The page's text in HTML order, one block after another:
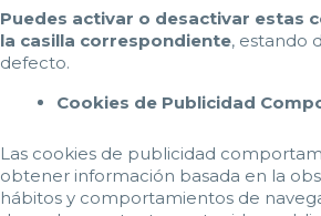
Puedes activar o desactivar estas
la casilla correspondiente, estando
defecto.
Cookies de Publicidad
Las cookies de publicidad
obtener información basada en la
hábitos y comportamientos de